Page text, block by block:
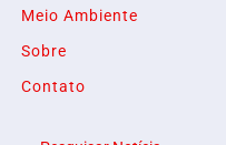
Meio Ambiente
Sobre
Contato
Termos de Uso e